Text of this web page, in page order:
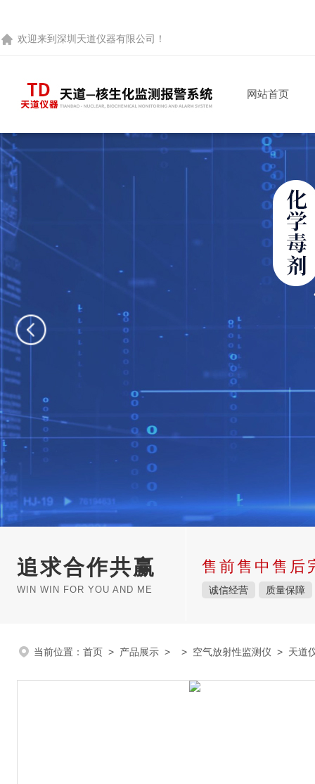
欢迎来到 深圳天道仪器有限公司 ！
网站首页
追求合作共赢
WIN WIN FOR YOU AND ME
售前售中售后
诚信经营 质量保障
当前位置： 首页 > 产品展示 > > 空气放射性监测仪 > 天道